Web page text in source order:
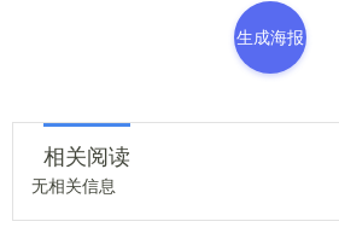
生成海报
相关阅读
无相关信息